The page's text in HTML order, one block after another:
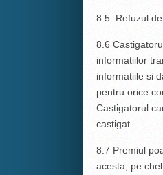
8.5. Refuzul
8.6
informatiilor
informatiile si
pentru orice
Castigatorul
castigat.
8.7 Premiul
acesta, pe